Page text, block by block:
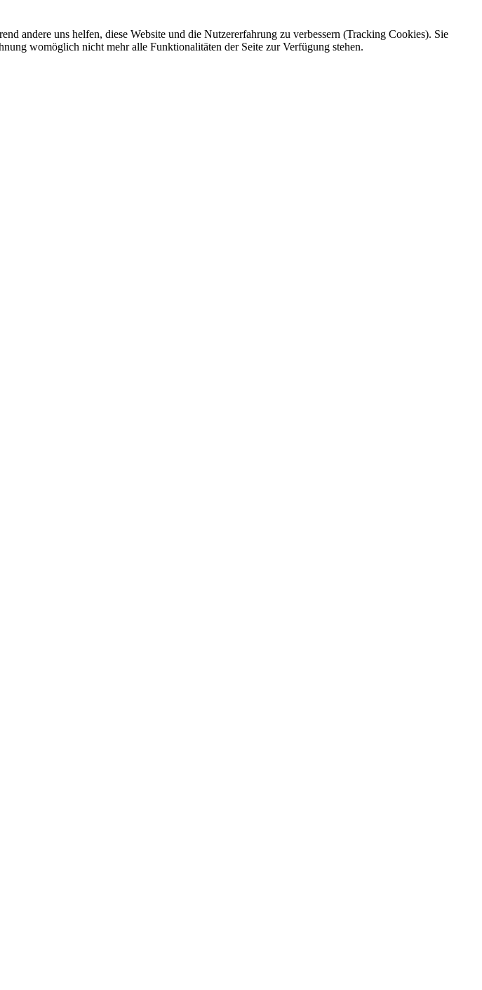
andere uns helfen, diese Website und die Nutzererfahrung zu verbessern (Tracking Cookies). Sie
womöglich nicht mehr alle Funktionalitäten der Seite zur Verfügung stehen.